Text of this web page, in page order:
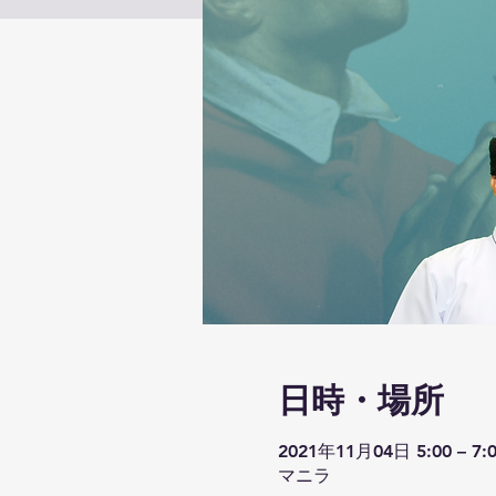
日時・場所
2021年11月04日 5:00 –
マニラ